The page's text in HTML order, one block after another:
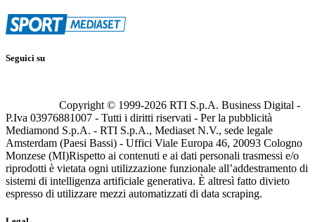
Seguici su
Copyright © 1999-2026 RTI S.p.A. Business Digital -
P.Iva 03976881007 - Tutti i diritti riservati - Per la pubblicità
Mediamond S.p.A. - RTI S.p.A., Mediaset N.V., sede legale
Amsterdam (Paesi Bassi) - Uffici Viale Europa 46, 20093 Cologno
Monzese (MI)Rispetto ai contenuti e ai dati personali trasmessi e/o
riprodotti è vietata ogni utilizzazione funzionale all’addestramento di
sistemi di intelligenza artificiale generativa. È altresì fatto divieto
espresso di utilizzare mezzi automatizzati di data scraping.